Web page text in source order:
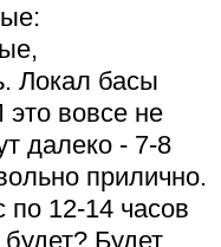
Локал басы
вовсе не
далеко - 7-8
прилично.
по 12-14 часов
Будет.